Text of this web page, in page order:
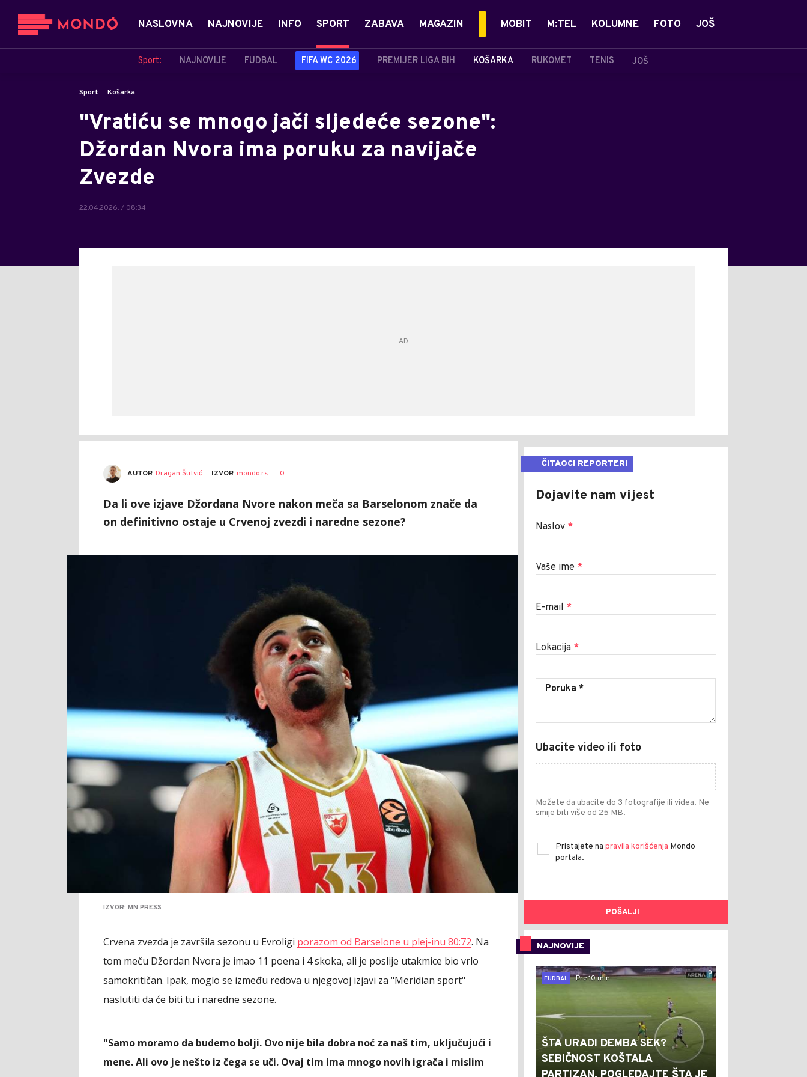
NASLOVNA NAJNOVIJE INFO SPORT
Sport: NAJNOVIJE FUDBAL FIFA WC 2026 PREMIJER LIGA BIH KOŠARKA RUKOMET TENIS JOŠ
ZABAVA MAGAZIN MOBIT M:TEL KOLUMNE FOTO JOŠ
Sport Košarka
"Vratiću se mnogo jači sljedeće sezone":
Džordan Nvora ima poruku za navijače
Zvezde
22.04.2026. / 08:34
AUTOR Dragan Šutvić IZVOR mondo.rs 0
Da li ove izjave Džordana Nvore nakon meča sa Barselonom znače da
on definitivno ostaje u Crvenoj zvezdi i naredne sezone?
IZVOR: MN PRESS
Crvena zvezda je završila sezonu u Evroligi porazom od Barselone u plej-inu 80:72. Na
tom meču Džordan Nvora je imao 11 poena i 4 skoka, ali je poslije utakmice bio vrlo
samokritičan. Ipak, moglo se između redova u njegovoj izjavi za "Meridian sport"
naslutiti da će biti tu i naredne sezone.
"Samo moramo da budemo bolji. Ovo nije bila dobra noć za naš tim, uključujući i
mene. Ali ovo je nešto iz čega se uči. Ovaj tim ima mnogo novih igrača i mislim
ČITAOCI REPORTERI
Dojavite nam vijest
Naslov *
Vaše ime *
E-mail *
Lokacija *
Ubacite video ili foto
Možete da ubacite do 3 fotografije ili videa. Ne
smije biti više od 25 MB.
Pristajete na pravila korišćenja Mondo
portala.
POŠALJI
NAJNOVIJE
0
FUDBAL
Pre 10 min
ŠTA URADI DEMBA SEK?
SEBIČNOST KOŠTALA